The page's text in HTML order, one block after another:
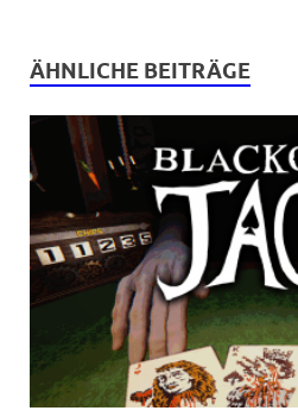
ÄHNLICHE BEITRÄGE